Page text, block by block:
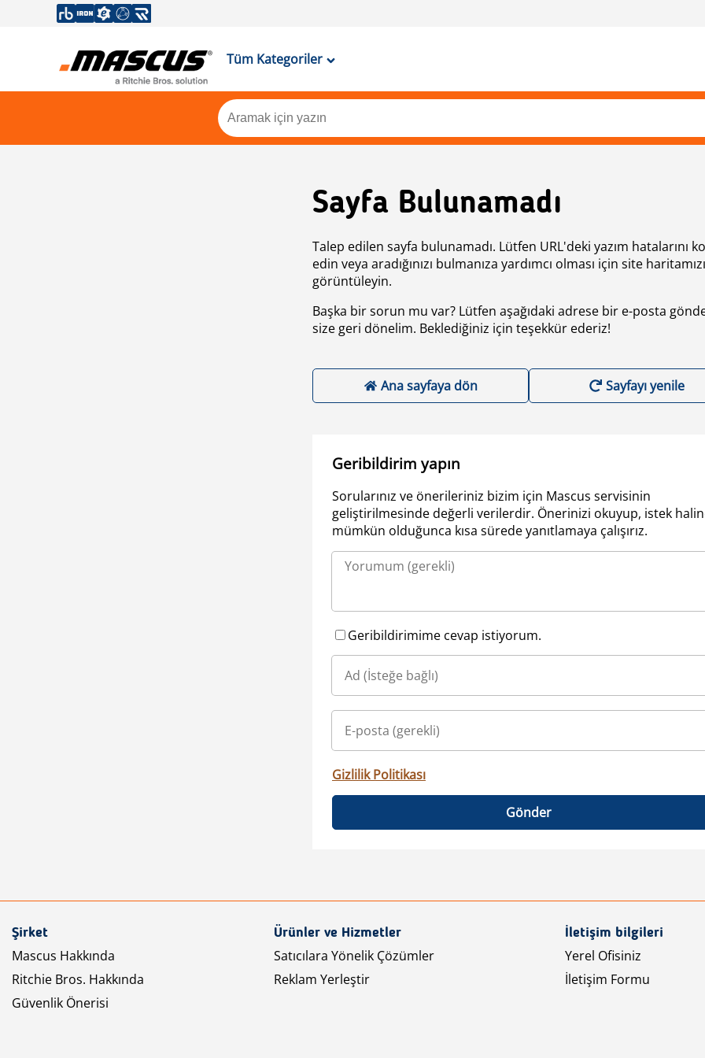
Tüm Kategoriler
Sayfa Bulunamadı
Talep edilen sayfa bulunamadı. Lütfen URL'deki yazım hatalarını
edin veya aradığınızı bulmanıza yardımcı olması için site haritamızı
görüntüleyin.
Başka bir sorun mu var? Lütfen aşağıdaki adrese bir e-posta
size geri dönelim. Beklediğiniz için teşekkür ederiz!
Ana sayfaya dön Sayfayı yenile
Geribildirim yapın
Sorularınız ve önerileriniz bizim için Mascus servisinin
geliştirilmesinde değerli verilerdir. Önerinizi okuyup, istek
mümkün olduğunca kısa sürede yanıtlamaya çalışırız.
Geribildirimime cevap istiyorum.
Gizlilik Politikası
Gönder
Şirket
Mascus Hakkında
Ritchie Bros. Hakkında
Güvenlik Önerisi
Ürünler ve Hizmetler
Satıcılara Yönelik Çözümler
Reklam Yerleştir
İletişim bilgileri
Yerel Ofisiniz
İletişim Formu